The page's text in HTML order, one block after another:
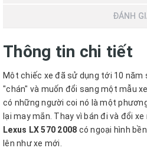
ĐÁNH
Thông tin chi tiết
Môt chiếc xe đã sử dụng tới 10 năm
"chán" và muốn đổi sang một mẫu
có những người coi nó là một
lại may mắn. Thay vì bán đi và đổi
Lexus LX 570 2008 có ngoại hình
lên như xe mới.